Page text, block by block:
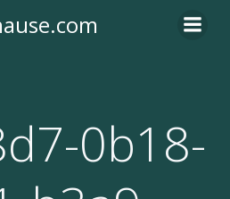
Inhalt
0b18-